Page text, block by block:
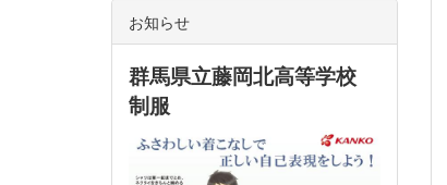
お知らせ
群馬県立藤岡北高等学校
制服